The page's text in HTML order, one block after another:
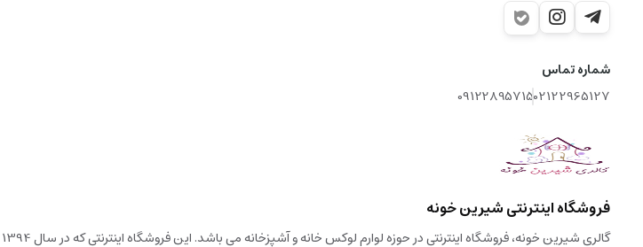
شماره تماس
02122965127
09122895715
فروشگاه اینترنتی شیرین خونه